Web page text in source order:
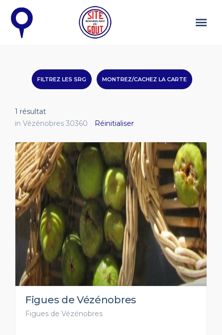
FILTREZ LES SRG MONTREZ/CACHEZ LA CARTE
1 résultat
in Vézénobres 30360
Réinitialiser
Figues de Vézénobres
Figues de Vézénobres